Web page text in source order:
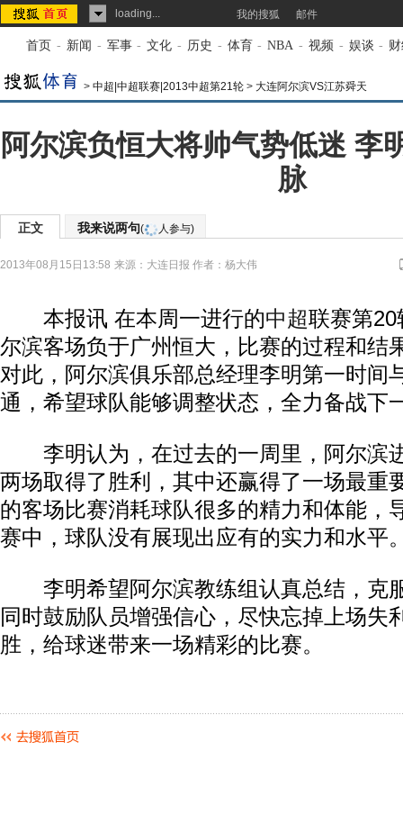
loading... 我的搜狐 邮件
首页 - 新闻 - 军事 - 文化 - 历史 - 体育 - NBA - 视频 - 娱谈 -
> 中超|中超联赛|2013中超第21轮 > 大连阿尔滨VS江苏舜天
阿尔滨负恒大将帅气势低迷 李
脉
正文 我来说两句( 人参与)
2013年08月15日13:58 来源： 大连日报 作者：杨大伟
本报讯 在本周一进行的中超联赛第
尔滨客场负于广州恒大，比赛的过程和结
对此，阿尔滨俱乐部总经理李明第一时间
通，希望球队能够调整状态，全力备战下
李明认为，在过去的一周里，阿尔滨
两场取得了胜利，其中还赢得了一场最重
的客场比赛消耗球队很多的精力和体能，
赛中，球队没有展现出应有的实力和水平
李明希望阿尔滨教练组认真总结，克
同时鼓励队员增强信心，尽快忘掉上场失
胜，给球迷带来一场精彩的比赛。